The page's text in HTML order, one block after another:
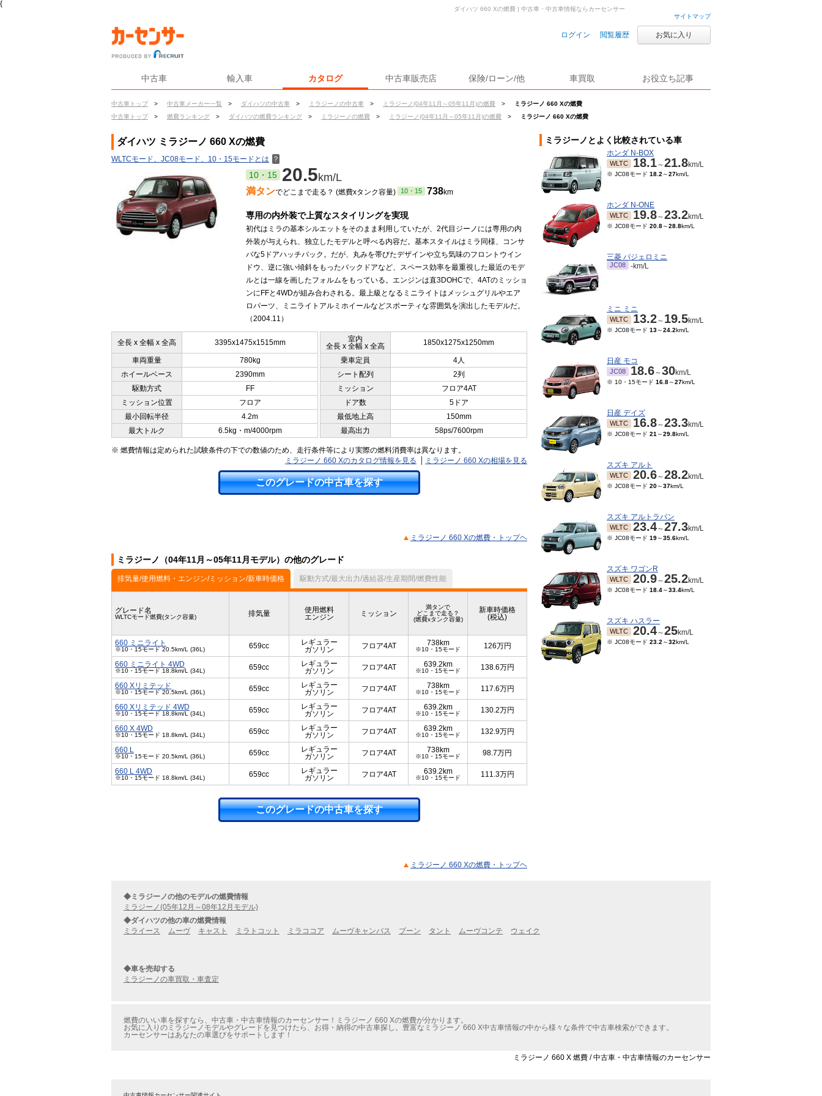
{
サイトマップ
ログイン 閲覧履歴 お気に入り
中古車 輸入車 カタログ 中古車販売店 保険/ローン/他 車買取 お役立ち記事
中古車トップ > 中古車メーカー一覧 > ダイハツの中古車 > ミラジーノの中古車 > ミラジーノ(04年11月～05年11月)の燃費 >
ミラジーノ 660 Xの燃費
中古車トップ
> 燃費ランキング > ダイハツの燃費ランキング > ミラジーノの燃費 > ミラジーノ(04年11月～05年11月)の燃費 > ミラジーノ 660 Xの燃費
ダイハツ 660 Xの燃費 | 中古車・中古車情報ならカーセンサー
ダイハツ ミラジーノ 660 Xの燃費
WLTCモード、JC08モード、10・15モードとは ？
10・15 20.5km/L
満タンでどこまで走る？ (燃費xタンク容量) 10・15 738km
専用の内外装で上質なスタイリングを実現
初代はミラの基本シルエットをそのまま利用していたが、2代目ジーノには専用の内
外装が与えられ、独立したモデルと呼べる内容だ。基本スタイルはミラ同様、コンサ
バな5ドアハッチバック。だが、丸みを帯びたデザインや立ち気味のフロントウイン
ドウ、逆に強い傾斜をもったバックドアなど、スペース効率を最重視した最近のモデ
ルとは一線を画したフォルムをもっている。エンジンは直3DOHCで、4ATのミッショ
ンにFFと4WDが組み合わされる。最上級となるミニライトはメッシュグリルやエア
ロパーツ、ミニライトアルミホイールなどスポーティな雰囲気を演出したモデルだ。
（2004.11）
全長 x 全幅 x 全高 3395x1475x1515mm
室内
全長 x 全幅 x 全高
1850x1275x1250mm
車両重量 780kg 乗車定員
4人
ホイールベース
2390mm シート配列
2列
駆動方式
FF ミッション
フロア4AT
ミッション位置
フロア ドア数
5ドア
最小回転半径
4.2m 最低地上高
150mm
最大トルク
6.5kg・m/4000rpm 最高出力 58ps/7600rpm
※ 燃費情報は定められた試験条件の下での数値のため、走行条件等により実際の燃料消費率は異なります。
ミラジーノ 660 Xのカタログ情報を見る
ミラジーノ 660 Xの相場を見る
このグレードの中古車を探す
ミラジーノ 660 Xの燃費・トップヘ
ミラジーノ（04年11月～05年11月モデル）の他のグレード
排気量/使用燃料・エンジン/ミッション/新車時価格 駆動方式/最大出力/過給器/生産期間/燃費性能
グレード名
WLTCモード燃費(タンク容量) 排気量
使用燃料
エンジン
ミッション
満タンで
どこまで走る？
(燃費xタンク容量)
新車時価格
(税込)
660 ミニライト
※10・15モード 20.5km/L (36L) 659cc
レギュラー
ガソリン
フロア4AT 738km
※10・15モード 126万円
660 ミニライト 4WD
※10・15モード 18.8km/L (34L) 659cc
レギュラー
ガソリン
フロア4AT 639.2km
※10・15モード 138.6万円
660 Xリミテッド
※10・15モード 20.5km/L (36L) 659cc
レギュラー
ガソリン
フロア4AT 738km
※10・15モード 117.6万円
660 Xリミテッド 4WD
※10・15モード 18.8km/L (34L) 659cc
レギュラー
ガソリン
フロア4AT 639.2km
※10・15モード 130.2万円
660 X 4WD
※10・15モード 18.8km/L (34L) 659cc
レギュラー
ガソリン
フロア4AT 639.2km
※10・15モード 132.9万円
660 L
※10・15モード 20.5km/L (36L) 659cc
レギュラー
ガソリン
フロア4AT 738km
※10・15モード 98.7万円
660 L 4WD
※10・15モード 18.8km/L (34L) 659cc
レギュラー
ガソリン
フロア4AT 639.2km
※10・15モード 111.3万円
このグレードの中古車を探す
ミラジーノ 660 Xの燃費・トップヘ
ミラジーノとよく比較されている車
ホンダ N-BOX
WLTC 18.1～21.8km/L
※ JC08モード 18.2 ～27km/L
ホンダ N-ONE
WLTC 19.8～23.2km/L
※ JC08モード 20.8～28.8km/L
三菱 パジェロミニ
JC08 -km/L
ミニ ミニ
WLTC 13.2～ 19.5km/L
※ JC08モード 13～24.2km/L
日産 モコ
JC08 18.6～30km/L
※ 10・15モード 16.8～27km/L
日産 デイズ
WLTC 16.8～23.3km/L
※ JC08モード 21 ～29.8km/L
スズキ アルト
WLTC 20.6～28.2km/L
※ JC08モード 20～37km/L
スズキ アルトラパン
WLTC 23.4～27.3km/L
※ JC08モード 19～35.6km/L
スズキ ワゴンR
WLTC 20.9～25.2km/L
※ JC08モード 18.4～33.4km/L
スズキ ハスラー
WLTC 20.4～25km/L
※ JC08モード 23.2 ～32km/L
◆ミラジーノの他のモデルの燃費情報
ミラジーノ(05年12月～08年12月モデル)
◆ダイハツの他の車の燃費情報
ミライース
ムーヴ キャスト ミラトコット ミラココア ムーヴキャンバス ブーン タント ムーヴコンテ ウェイク
◆車を売却する
ミラジーノの車買取・車査定
燃費のいい車を探すなら、中古車・中古車情報のカーセンサー！ミラジーノ 660 Xの燃費が分かります。
お気に入りのミラジーノモデルやグレードを見つけたら、お得・納得の中古車探し。豊富なミラジーノ 660 X中古車情報の中から様々な条件で中古車検索ができます。
カーセンサーはあなたの車選びをサポートします！
ミラジーノ 660 X 燃費 / 中古車・中古車情報のカーセンサー